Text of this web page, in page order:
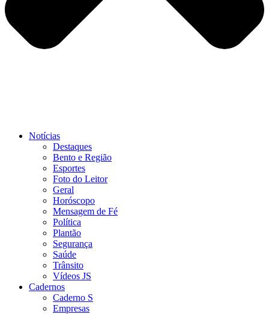
Notícias
Destaques
Bento e Região
Esportes
Foto do Leitor
Geral
Horóscopo
Mensagem de Fé
Política
Plantão
Segurança
Saúde
Trânsito
Vídeos JS
Cadernos
Caderno S
Empresas